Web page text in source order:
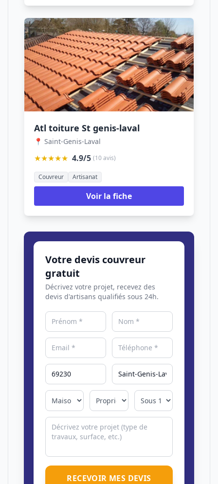
Atl toiture St genis-laval
📍 Saint-Genis-Laval
★★★★★ 4.9/5 (10 avis)
Couvreur Artisanat
Voir la fiche
Votre devis couvreur
gratuit
Décrivez votre projet, recevez des
devis d'artisans qualifiés sous 24h.
RECEVOIR MES DEVIS